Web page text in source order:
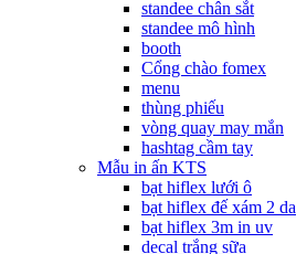
standee chân sắt
standee mô hình
booth
Cổng chào fomex
menu
thùng phiếu
vòng quay may mắn
hashtag cầm tay
Mẫu in ấn KTS
bạt hiflex lưới ô
bạt hiflex đế xám 2 da
bạt hiflex 3m in uv
decal trắng sữa